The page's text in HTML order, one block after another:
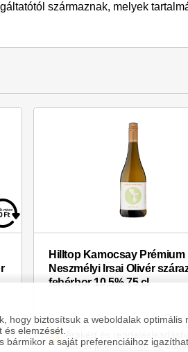
származnak, melyek
Hilltop Kamocsay Prémium
Neszmélyi Irsai Olivér
fehérbor 10,5% 75 cl
kérjükjelentkezzen bevagy
biztosítsuk a weboldalak
elemzését.
a saját preferenciáihoz